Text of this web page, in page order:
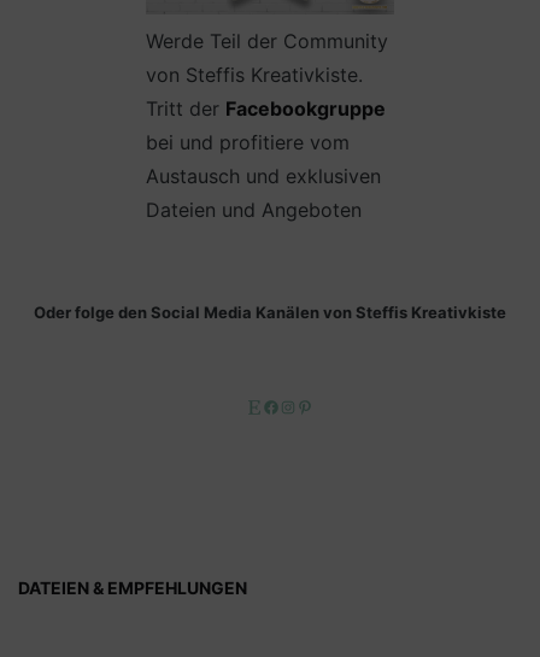
Werde Teil der Community
von Steffis Kreativkiste.
Tritt der Facebookgruppe
bei und profitiere vom
Austausch und exklusiven
Dateien und Angeboten
Oder folge den Social Media Kanälen von Steffis Kreativkiste
EtsyFacebook
Instagram
DATEIEN & EMPFEHLUNGEN